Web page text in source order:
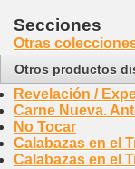
Secciones
Otras
Otros productos
Revelación /
Carne Nueva.
No Tocar
Calabazas en el
Calabazas en el